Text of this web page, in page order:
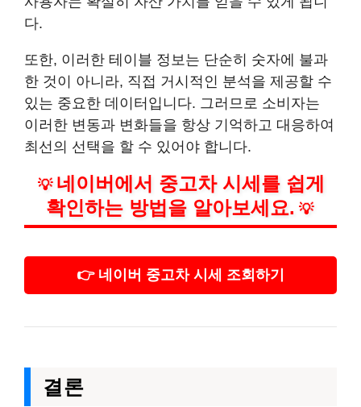
다.
또한, 이러한 테이블 정보는 단순히 숫자에 불과
한 것이 아니라, 직접 거시적인 분석을 제공할 수
있는 중요한 데이터입니다. 그러므로 소비자는
이러한 변동과 변화들을 항상 기억하고 대응하여
최선의 선택을 할 수 있어야 합니다.
💡 네이버에서 중고차 시세를 쉽게
확인하는 방법을 알아보세요. 💡
👉 네이버 중고차 시세 조회하기
결론